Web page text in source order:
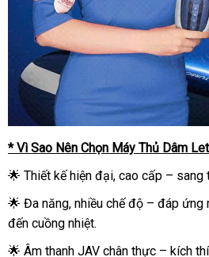
* Vì Sao Nên Chọn Máy Thủ Dâm
🌟 Thiết kế hiện đại, cao cấp – sang
🌟 Đa năng, nhiều chế độ – đáp ứng
đến cuồng nhiệt.
🌟 Âm thanh JAV chân thực – kích